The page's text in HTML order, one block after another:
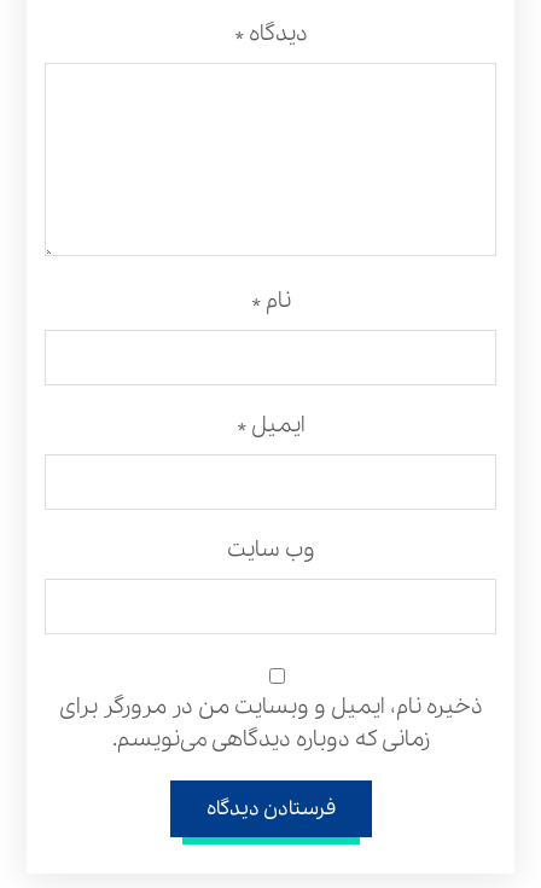
دیدگاه*
نام*
ایمیل*
وب‌ سایت
ذخیره نام، ایمیل و وبسایت من در مرورگر برای
زمانی که دوباره دیدگاهی می‌نویسم.
فرستادن دیدگاه